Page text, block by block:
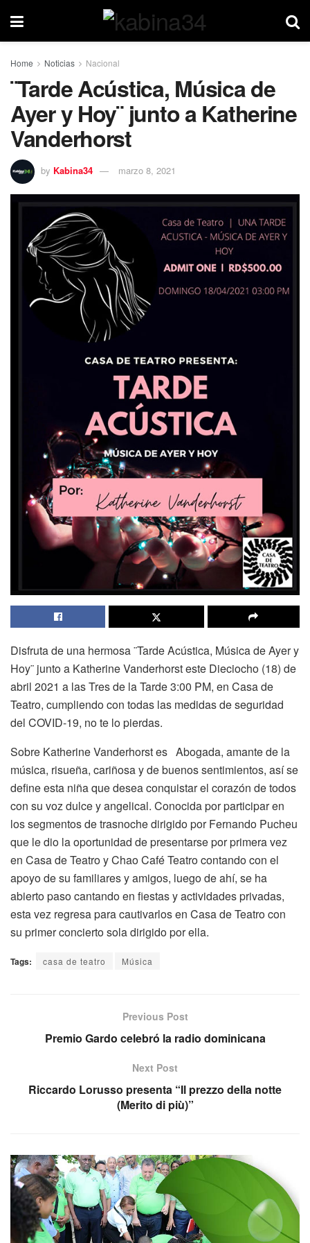
Home Noticias Nacional
¨Tarde Acústica, Música de
Ayer y Hoy¨ junto a Katherine
Vanderhorst
by Kabina34 marzo 8, 2021
Disfruta de una hermosa ¨Tarde Acústica, Música de Ayer y
Hoy¨ junto a Katherine Vanderhorst este Dieciocho (18) de
abril 2021 a las Tres de la Tarde 3:00 PM, en Casa de
Teatro, cumpliendo con todas las medidas de seguridad
del COVID-19, no te lo pierdas.
Sobre Katherine Vanderhorst es Abogada, amante de la
música, risueña, cariñosa y de buenos sentimientos, así se
define esta niña que desea conquistar el corazón de todos
con su voz dulce y angelical. Conocida por participar en
los segmentos de trasnoche dirigido por Fernando Pucheu
que le dio la oportunidad de presentarse por primera vez
en Casa de Teatro y Chao Café Teatro contando con el
apoyo de su familiares y amigos, luego de ahí, se ha
abierto paso cantando en fiestas y actividades privadas,
esta vez regresa para cautivarlos en Casa de Teatro con
su primer concierto sola dirigido por ella.
Tags: casa de teatro Música
Previous Post
Premio Gardo celebró la radio dominicana
Next Post
Riccardo Lorusso presenta “Il prezzo della notte
(Merito di più)”